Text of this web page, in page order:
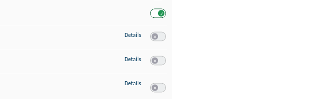
Details zu Erstellung von Profilen für personalisierte Werbung
Details zu Verwendung von Profilen zur Auswahl personalisierter Werbung
Details zu Messung der Werbeleistung